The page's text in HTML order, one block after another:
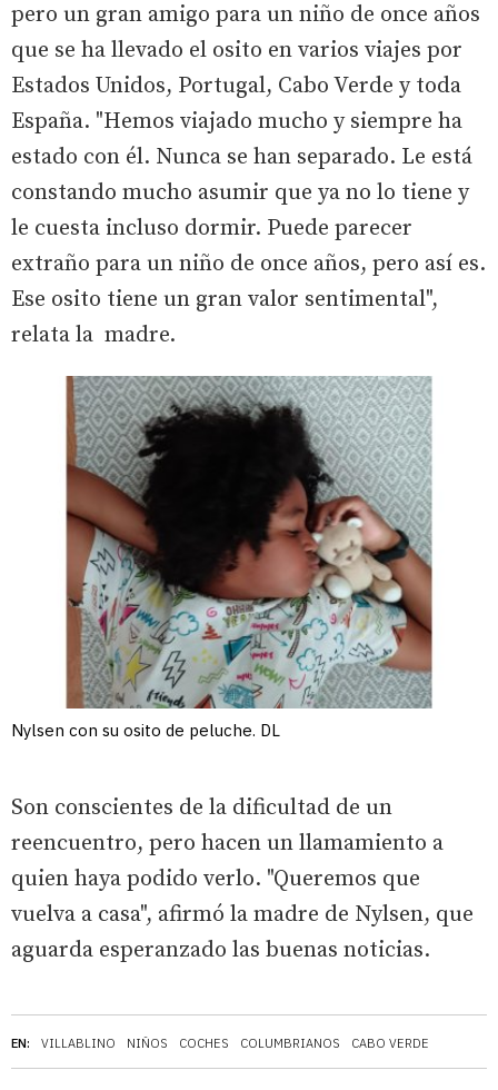
EN: VILLABLINO NIÑOS COCHES COLUMBRIANOS CABO VERDE
pero un gran amigo para un niño de once años
que se ha llevado el osito en varios viajes por
Estados Unidos, Portugal, Cabo Verde y toda
España. "Hemos viajado mucho y siempre ha
estado con él. Nunca se han separado. Le está
constando mucho asumir que ya no lo tiene y
le cuesta incluso dormir. Puede parecer
extraño para un niño de once años, pero así es.
Ese osito tiene un gran valor sentimental",
relata la madre.
Nylsen con su osito de peluche. DL
Son conscientes de la dificultad de un
reencuentro, pero hacen un llamamiento a
quien haya podido verlo. "Queremos que
vuelva a casa", afirmó la madre de Nylsen, que
aguarda esperanzado las buenas noticias.